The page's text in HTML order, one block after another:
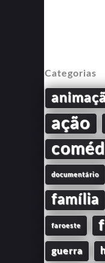
Categorias
ação
documentário
família
faroeste
guerra